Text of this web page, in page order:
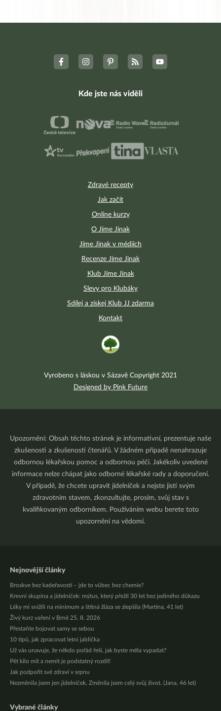
Zdravé recepty
Jak začít
Online kurzy
O Jíme Jinak
Jíme Jinak v médiích
Recenze Jíme Jinak
Klub Jíme Jinak
Slevy pro Klubáky
Sdílej a získej Klub JJ zdarma
Kontakt
Kde jste nás viděli
Vyrobeno s láskou v Sázavě Copyright 2021
Designed by Pink Future
Upozornění: Obsah těchto stránek je informativní, prezentuje naše
zkušenosti a zkušenosti čtenářů. V žádném případě nenahrazuje
odbornou lékařskou pomoc a odbornou péči. Jakékoliv uvedené
informace nelze chápat jako odborné lékařské rady a doporučení.
V případě, že chcete upravit jídelníček a nejste jistí svým
zdravotním stavem, zkonzultujte, prosím, svůj stav s
kvalifikovaným odborníkem. Používáním webu berete toto
upozornění na vědomí.
Nejnovější články
Broskve bez kadeřavosti – jde to vůbec bez chemie?
Krevní skupina a jídelníček: mýtus, který přežil 30 let bez jediného důkazu
Léky mi snížili na minimum a štítná žláza se zlepšila (Martina, 41 let)
Živý kurz vaření v Brně 25. 8. 2026
Přestaňte bojovat samy se sebou
10 tipů, jak zpracovat letní jablíčka
Už vás unavuje, že někdo pořád řeší, jak byste měla vypadat?
Pět kilo mít a nemít je podstatný rozdíl!
Jak podpořit své zdraví v srpnu
Nezměnila jsem jen jídelníček. Změnila jsem celý svůj život. (Jana, 46 let)
Vybrané články